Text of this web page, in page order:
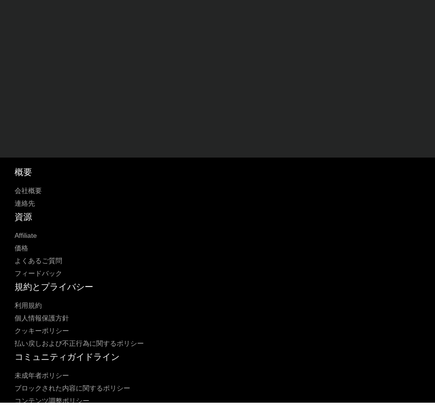
概要
会社概要
連絡先
資源
Affiliate
価格
よくあるご質問
フィードバック
規約とプライバシー
利用規約
個人情報保護方針
クッキーポリシー
払い戻しおよび不正行為に関するポリシー
コミュニティガイドライン
未成年者ポリシー
ブロックされた内容に関するポリシー
コンテンツ調整ポリシー